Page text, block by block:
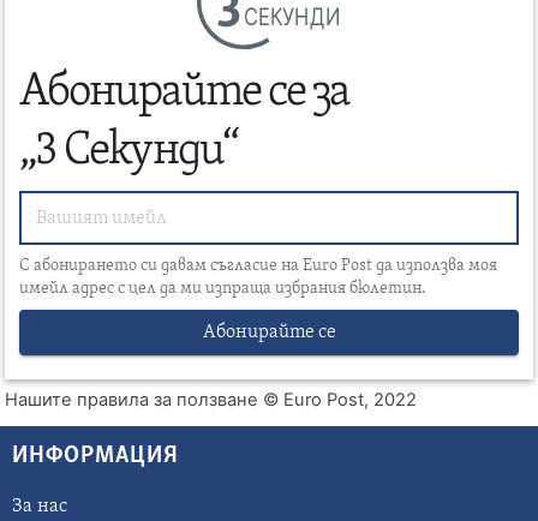
СЕКУНДИ
Абонирайте се за
„3 Секунди“
С абонирането си давам съгласие на Euro Post да използва моя
имейл адрес с цел да ми изпраща избрания бюлетин.
Абонирайте се
Нашите правила за ползване © Euro Post, 2022
ИНФОРМАЦИЯ
За нас